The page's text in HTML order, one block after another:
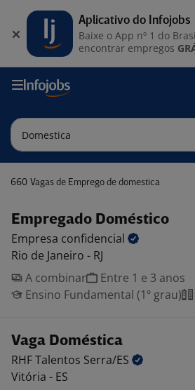
660 Vagas de Emprego de domestica
Empregado Doméstico
Empresa confidencial
Rio de Janeiro - RJ
A combinar
Entre 1 e 3 anos
Ensino Fundamental (1º grau)
Vaga Doméstica
RHF Talentos Serra/ES
Vitória - ES
Aplicativo do Infojobs
Baixe o App nº 1 do
encontrar empregos